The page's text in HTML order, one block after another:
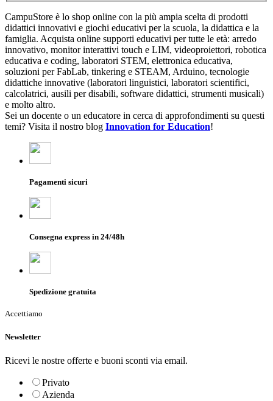
CampuStore è lo shop online con la più ampia scelta di prodotti
didattici innovativi e giochi educativi per la scuola, la didattica e la
famiglia. Acquista online supporti educativi per tutte le età: arredo
innovativo, monitor interattivi touch e LIM, videoproiettori, robotica
educativa e coding, laboratori STEM, elettronica educativa,
soluzioni per FabLab, tinkering e STEAM, Arduino, tecnologie
didattiche innovative (laboratori linguistici, laboratori scientifici,
calcolatrici, ausili per disabili, software didattici, strumenti musicali)
e molto altro.
Sei un docente o un educatore in cerca di approfondimenti su questi
temi? Visita il nostro blog Innovation for Education!
Pagamenti sicuri
Consegna express in 24/48h
Spedizione gratuita
Accettiamo
Newsletter
Ricevi le nostre offerte e buoni sconti via email.
Privato
Azienda